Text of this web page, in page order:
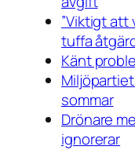
”Viktigt att
tuffa
Känt
sommar
Drönare
ignorerar